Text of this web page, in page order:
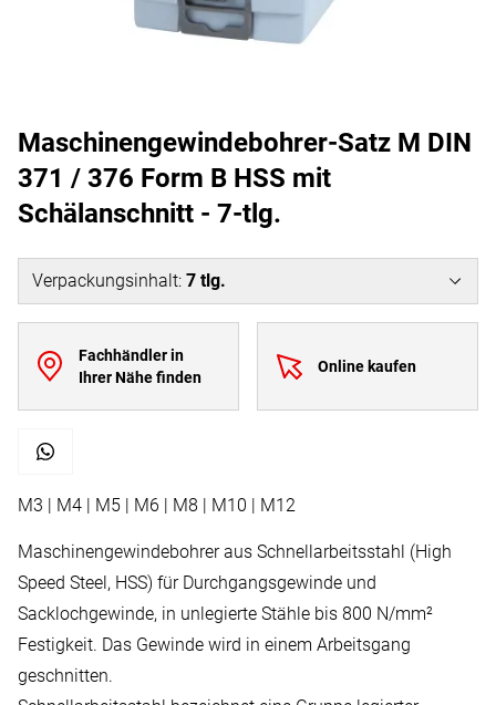
Maschinengewindebohrer-Satz M DIN
371 / 376 Form B HSS mit
Schälanschnitt - 7-tlg.
Verpackungsinhalt: 7 tlg.
Fachhändler in
Ihrer Nähe finden
Online kaufen
M3 | M4 | M5 | M6 | M8 | M10 | M12
Maschinengewindebohrer aus Schnellarbeitsstahl (High
Speed Steel, HSS) für Durchgangsgewinde und
Sacklochgewinde, in unlegierte Stähle bis 800 N/mm²
Festigkeit. Das Gewinde wird in einem Arbeitsgang
geschnitten.